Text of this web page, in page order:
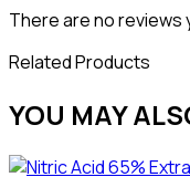
There are no reviews
Related Products
YOU MAY